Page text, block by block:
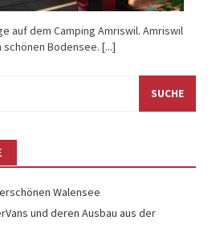
auf dem Camping Amriswil. Amriswil
schönen Bodensee. [...]
Walensee
und deren Ausbau aus der